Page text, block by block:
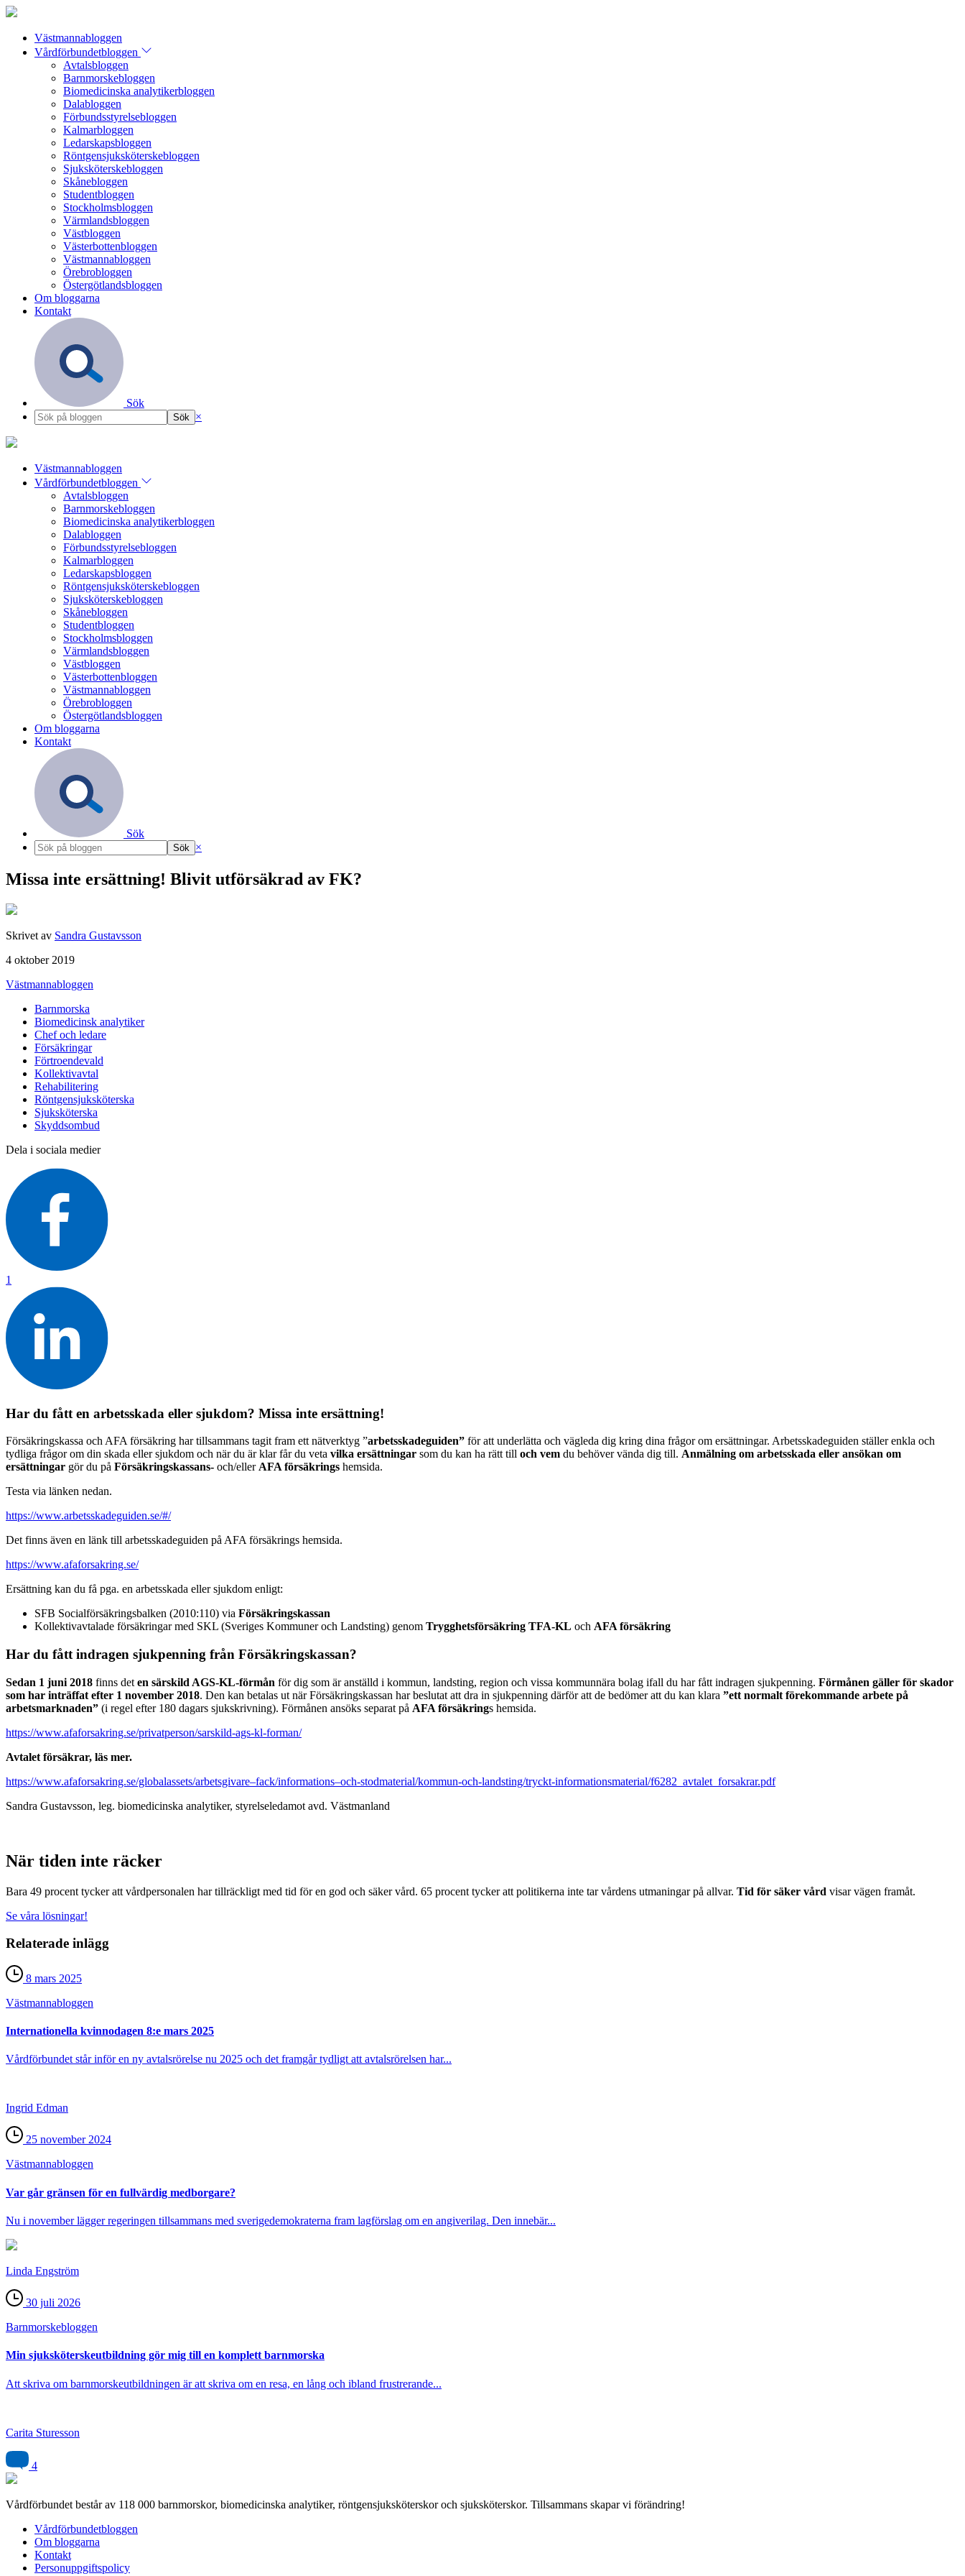
Västmannabloggen
Vårdförbundetbloggen
Avtalsbloggen
Barnmorskebloggen
Biomedicinska analytikerbloggen
Dalabloggen
Förbundsstyrelsebloggen
Kalmarbloggen
Ledarskapsbloggen
Röntgensjuksköterskebloggen
Sjuksköterskebloggen
Skånebloggen
Studentbloggen
Stockholmsbloggen
Värmlandsbloggen
Västbloggen
Västerbottenbloggen
Västmannabloggen
Örebrobloggen
Östergötlandsbloggen
Om bloggarna
Kontakt
Sök
×
Västmannabloggen
Vårdförbundetbloggen
Avtalsbloggen
Barnmorskebloggen
Biomedicinska analytikerbloggen
Dalabloggen
Förbundsstyrelsebloggen
Kalmarbloggen
Ledarskapsbloggen
Röntgensjuksköterskebloggen
Sjuksköterskebloggen
Skånebloggen
Studentbloggen
Stockholmsbloggen
Värmlandsbloggen
Västbloggen
Västerbottenbloggen
Västmannabloggen
Örebrobloggen
Östergötlandsbloggen
Om bloggarna
Kontakt
Sök
×
Missa inte ersättning! Blivit utförsäkrad av FK?
Skrivet av Sandra Gustavsson
4 oktober 2019
Västmannabloggen
Barnmorska
Biomedicinsk analytiker
Chef och ledare
Försäkringar
Förtroendevald
Kollektivavtal
Rehabilitering
Röntgensjuksköterska
Sjuksköterska
Skyddsombud
Dela i sociala medier
1
Har du fått en arbetsskada eller sjukdom? Missa inte ersättning!
Försäkringskassa och AFA försäkring har tillsammans tagit fram ett nätverktyg ”arbetsskadeguiden” för att underlätta och vägleda dig kring dina frågor om ersättningar. Arbetsskadeguiden ställer enkla och
tydliga frågor om din skada eller sjukdom och när du är klar får du veta vilka ersättningar som du kan ha rätt till och vem du behöver vända dig till. Anmälning om arbetsskada eller ansökan om
ersättningar gör du på Försäkringskassans- och/eller AFA försäkrings hemsida.
Testa via länken nedan.
https://www.arbetsskadeguiden.se/#/
Det finns även en länk till arbetsskadeguiden på AFA försäkrings hemsida.
https://www.afaforsakring.se/
Ersättning kan du få pga. en arbetsskada eller sjukdom enligt:
SFB Socialförsäkringsbalken (2010:110) via Försäkringskassan
Kollektivavtalade försäkringar med SKL (Sveriges Kommuner och Landsting) genom Trygghetsförsäkring TFA-KL och AFA försäkring
Har du fått indragen sjukpenning från Försäkringskassan?
Sedan 1 juni 2018 finns det en särskild AGS-KL-förmån för dig som är anställd i kommun, landsting, region och vissa kommunnära bolag ifall du har fått indragen sjukpenning. Förmånen gäller för skador
som har inträffat efter 1 november 2018. Den kan betalas ut när Försäkringskassan har beslutat att dra in sjukpenning därför att de bedömer att du kan klara ”ett normalt förekommande arbete på
arbetsmarknaden” (i regel efter 180 dagars sjukskrivning). Förmånen ansöks separat på AFA försäkrings hemsida.
https://www.afaforsakring.se/privatperson/sarskild-ags-kl-forman/
Avtalet försäkrar, läs mer.
https://www.afaforsakring.se/globalassets/arbetsgivare–fack/informations–och-stodmaterial/kommun-och-landsting/tryckt-informationsmaterial/f6282_avtalet_forsakrar.pdf
Sandra Gustavsson, leg. biomedicinska analytiker, styrelseledamot avd. Västmanland
När tiden inte räcker
Bara 49 procent tycker att vårdpersonalen har tillräckligt med tid för en god och säker vård. 65 procent tycker att politikerna inte tar vårdens utmaningar på allvar. Tid för säker vård visar vägen framåt.
Se våra lösningar!
Relaterade inlägg
8 mars 2025
Västmanna­bloggen
Internationella kvinnodagen 8:e mars 2025
Vårdförbundet står inför en ny avtalsrörelse nu 2025 och det framgår tydligt att avtalsrörelsen har...
Ingrid Edman
25 november 2024
Västmanna­bloggen
Var går gränsen för en fullvärdig medborgare?
Nu i november lägger regeringen tillsammans med sverigedemokraterna fram lagförslag om en angiverilag. Den innebär...
Linda Engström
30 juli 2026
Barnmorske­bloggen
Min sjuksköterskeutbildning gör mig till en komplett barnmorska
Att skriva om barnmorskeutbildningen är att skriva om en resa, en lång och ibland frustrerande...
Carita Sturesson
4
Vårdförbundet består av 118 000 barnmorskor, biomedicinska analytiker, röntgensjuksköterskor och sjuksköterskor. Tillsammans skapar vi förändring!
Vårdförbundetbloggen
Om bloggarna
Kontakt
Personuppgiftspolicy